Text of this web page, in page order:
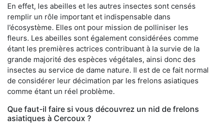
En effet, les abeilles et les autres insectes sont censés
remplir un rôle important et indispensable dans
l’écosystème. Elles ont pour mission de polliniser les
fleurs. Les abeilles sont également considérées comme
étant les premières actrices contribuant à la survie de la
grande majorité des espèces végétales, ainsi donc des
insectes au service de dame nature. Il est de ce fait normal
de considérer leur décimation par les frelons asiatiques
comme étant un réel problème.
Que faut-il faire si vous découvrez un nid de frelons
asiatiques à Cercoux ?